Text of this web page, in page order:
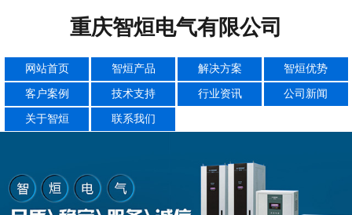
重庆智烜电气有限公司
网站首页 智烜产品 解决方案 智烜优势
客户案例 技术支持 行业资讯 公司新闻
关于智烜 联系我们